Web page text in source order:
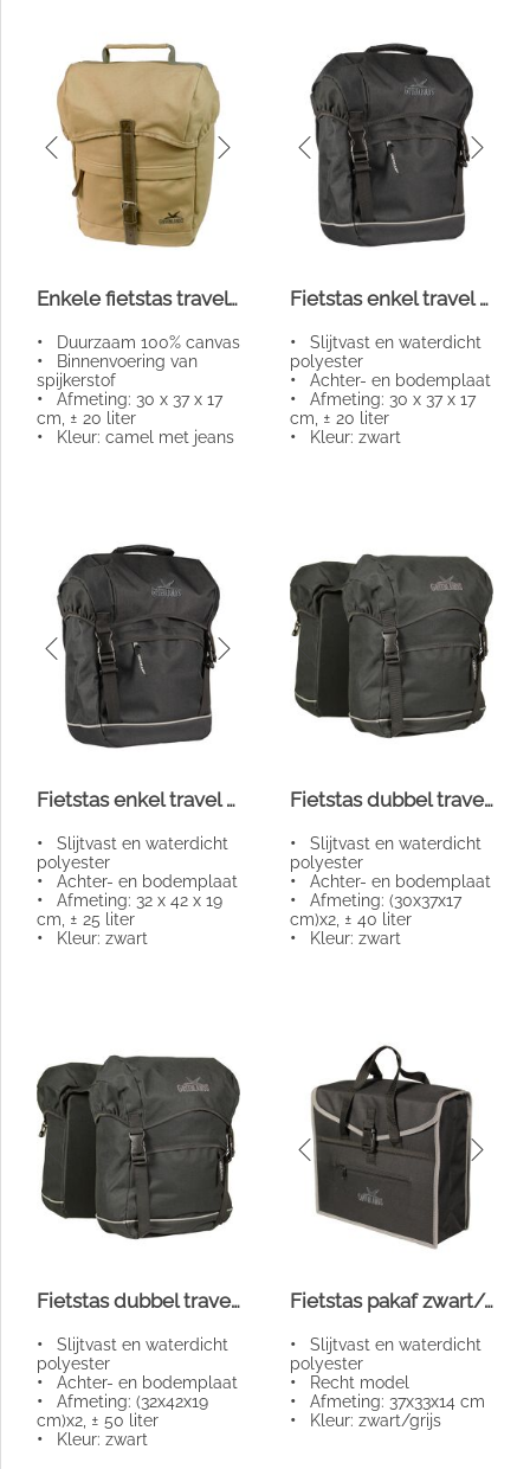
Enkele fietstas travel canvas
• Duurzaam 100% canvas
• Binnenvoering van
spijkerstof
• Afmeting: 30 x 37 x 17
cm, ± 20 liter
• Kleur: camel met jeans
Fietstas enkel travel zwart 20l
• Slijtvast en waterdicht
polyester
• Achter- en bodemplaat
• Afmeting: 30 x 37 x 17
cm, ± 20 liter
• Kleur: zwart
Fietstas enkel travel zwart 25l
• Slijtvast en waterdicht
polyester
• Achter- en bodemplaat
• Afmeting: 32 x 42 x 19
cm, ± 25 liter
• Kleur: zwart
Fietstas dubbel travel zwart 40l
• Slijtvast en waterdicht
polyester
• Achter- en bodemplaat
• Afmeting: (30x37x17
cm)x2, ± 40 liter
• Kleur: zwart
Fietstas dubbel travel zwart 50l
• Slijtvast en waterdicht
polyester
• Achter- en bodemplaat
• Afmeting: (32x42x19
cm)x2, ± 50 liter
• Kleur: zwart
Fietstas pakaf zwart/grijs
• Slijtvast en waterdicht
polyester
• Recht model
• Afmeting: 37x33x14 cm
• Kleur: zwart/grijs